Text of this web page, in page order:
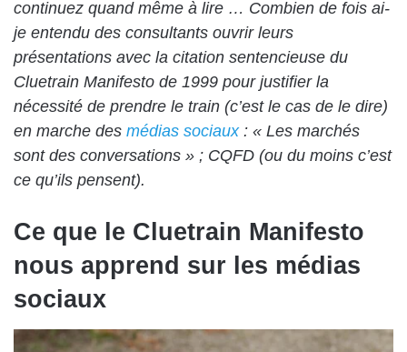
continuez quand même à lire … Combien de fois ai-
je entendu des consultants ouvrir leurs
présentations avec la citation sentencieuse du
Cluetrain Manifesto de 1999 pour justifier la
nécessité de prendre le train (c’est le cas de le dire)
en marche des médias sociaux: « Les marchés
sont des conversations » ; CQFD (ou du moins c’est
ce qu’ils pensent).
Ce que le Cluetrain Manifesto
nous apprend sur les médias
sociaux